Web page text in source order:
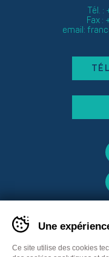
Tél.
Fax
email:
Une
Ce site utilise des cookies